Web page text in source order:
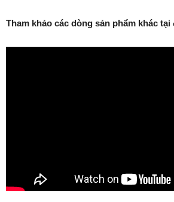
Tham khảo các dòng sản phẩm khác tại